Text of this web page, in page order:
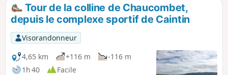
Tour de la colline de Chaucombet,
depuis le complexe sportif de Caintin
Visorandonneur
4,65 km
+116 m
-116 m
1h 40
Facile